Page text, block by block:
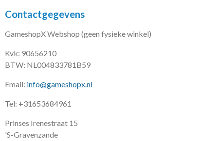
Contactgegevens
GameshopX Webshop (geen fysieke winkel)
Kvk: 90656210
BTW: NL004833781B59
Email: info@gameshopx.nl
Tel: +31653684961
Prinses Irenestraat 15
'S-Gravenzande